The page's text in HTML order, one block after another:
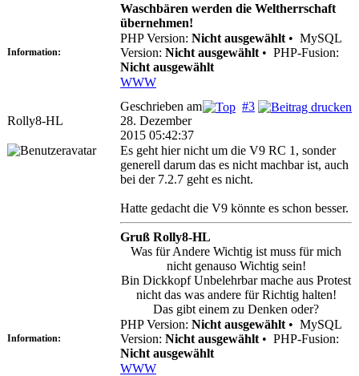
Waschbären werden die Weltherrschaft
übernehmen!
Information:
PHP Version: Nicht ausgewählt • MySQL
Version: Nicht ausgewählt • PHP-Fusion:
Nicht ausgewählt
WWW
Rolly8-HL
#3
Geschrieben am
28. Dezember
2015 05:42:37
Es geht hier nicht um die V9 RC 1, sonder
generell darum das es nicht machbar ist, auch
bei der 7.2.7 geht es nicht.
Hatte gedacht die V9 könnte es schon besser.
Gruß Rolly8-HL
Was für Andere Wichtig ist muss für mich
nicht genauso Wichtig sein!
Bin Dickkopf Unbelehrbar mache aus Protest
nicht das was andere für Richtig halten!
Das gibt einem zu Denken oder?
Information:
PHP Version: Nicht ausgewählt • MySQL
Version: Nicht ausgewählt • PHP-Fusion:
Nicht ausgewählt
WWW